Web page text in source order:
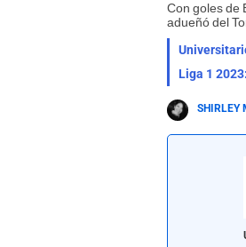
Con goles de
adueñó del
Liga 1
SHIRLEY